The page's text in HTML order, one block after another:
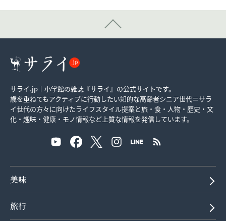
サライ.jp｜小学館の雑誌『サライ』の公式サイトです。
歳を重ねてもアクティブに行動したい知的な高齢者シニア世代＝サラ
イ世代の方々に向けたライフスタイル提案と旅・食・人物・歴史・文
化・趣味・健康・モノ情報など上質な情報を発信しています。
美味
旅行